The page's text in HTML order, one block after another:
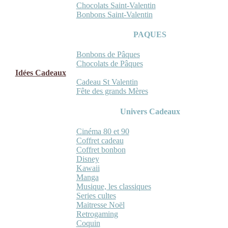
Chocolats Saint-Valentin
Bonbons Saint-Valentin
PAQUES
Bonbons de Pâques
Chocolats de Pâques
Idées Cadeaux
Cadeau St Valentin
Fête des grands Mères
Univers Cadeaux
Cinéma 80 et 90
Coffret cadeau
Coffret bonbon
Disney
Kawaii
Manga
Musique, les classiques
Series cultes
Maitresse Noël
Retrogaming
Coquin